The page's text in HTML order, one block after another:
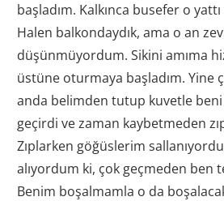
başladım. Kalkınca busefer o
Halen balkondaydık, ama o an
düşünmüyordum. Sikini amıma
üstüne oturmaya başladım. Yine
anda belimden tutup kuvetle
geçirdi ve zaman kaybetmeden
Zıplarken göğüslerim
alıyordum ki, çok geçmeden ben
Benim boşalmamla o da